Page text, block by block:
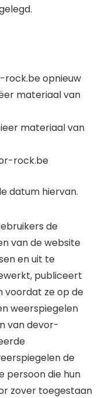
rock.be opnieuw
materiaal van
materiaal van
rock.be
datum hiervan.
de
van de website
en uit te
publiceert
voordat ze op de
weerspiegelen
van devor-
de
persoon die hun
zover toegestaan